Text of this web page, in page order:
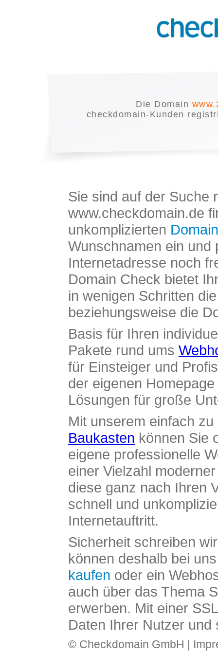
Die Domain
checkdomain-Kunden
Sie sind auf der Suche
www.checkdomain.de
unkomplizierten
Wunschnamen ein und
Internetadresse noch
Domain Check bietet
in wenigen Schritten
beziehungsweise die
Basis für Ihren
Pakete rund ums
für Einsteiger und
der eigenen
Lösungen für große
Mit unserem einfach
Baukasten können Sie
eigene professionelle
einer Vielzahl
diese ganz nach Ihren
schnell und
Internetauftritt.
Sicherheit schreiben
können deshalb bei
kaufen oder ein
auch über das Thema
erwerben. Mit einer
Daten Ihrer Nutzer und
© Checkdomain GmbH |